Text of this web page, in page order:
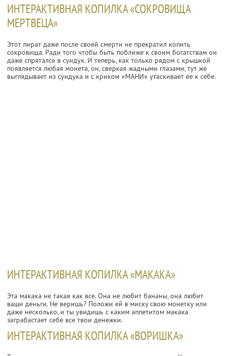
ИНТЕРАКТИВНАЯ КОПИЛКА «СОКРОВИЩА
МЕРТВЕЦА»
Этот пират даже после своей смерти не прекратил копить
сокровища. Ради того чтобы быть поближе к своим богатствам он
даже спрятался в сундук. И теперь, как только рядом с крышкой
появляется любая монета, он, сверкая жадными глазами, тут же
выглядывает из сундука и с криком «МАНИ» утаскивает ее к себе.
ИНТЕРАКТИВНАЯ КОПИЛКА «МАКАКА»
Эта макака не такая как все. Она не любит бананы, она любит
ваши деньги. Не веришь? Положи ей в миску свою монетку или
даже несколько, и ты увидишь с каким аппетитом макака
заграбастает себе все твои денежки.
ИНТЕРАКТИВНАЯ КОПИЛКА «ВОРИШКА»